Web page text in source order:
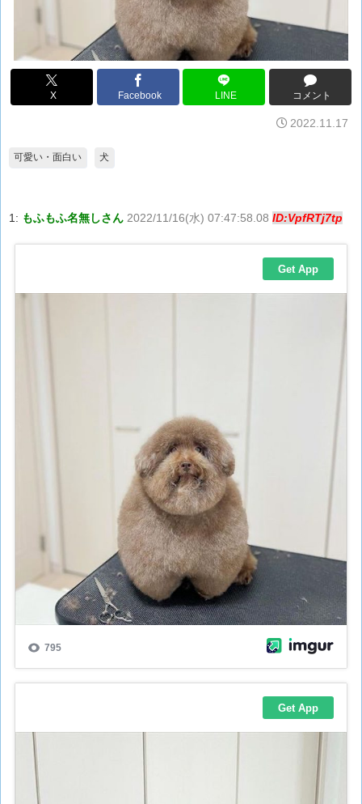
X Facebook LINE コメント
2022.11.17
可愛い・面白い 犬
1: もふもふ名無しさん 2022/11/16(水) 07:47:58.08 ID:VpfRTj7tp